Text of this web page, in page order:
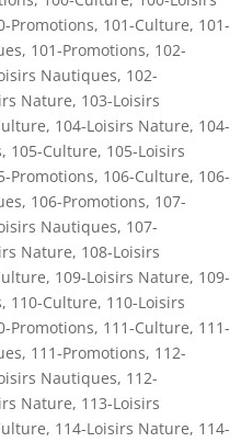
Promotions, 101-Culture, 101-
, 101-Promotions, 102-
Nautiques, 102-
Nature, 103-Loisirs
, 104-Loisirs Nature, 104-
, 105-Culture, 105-Loisirs
Promotions, 106-Culture, 106-
, 106-Promotions, 107-
Nautiques, 107-
Nature, 108-Loisirs
, 109-Loisirs Nature, 109-
, 110-Culture, 110-Loisirs
Promotions, 111-Culture, 111-
, 111-Promotions, 112-
Nautiques, 112-
Nature, 113-Loisirs
, 114-Loisirs Nature, 114-